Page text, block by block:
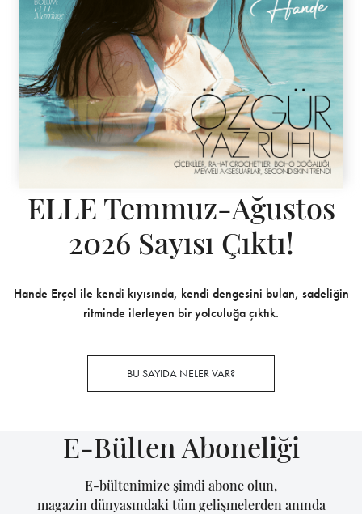
ELLE Temmuz-Ağustos
2026 Sayısı Çıktı!
Hande Erçel ile kendi kıyısında, kendi dengesini bulan, sadeliğin
ritminde ilerleyen bir yolculuğa çıktık.
BU SAYIDA NELER VAR?
E-Bülten Aboneliği
E-bültenimize şimdi abone olun,
magazin dünyasındaki tüm gelişmelerden anında